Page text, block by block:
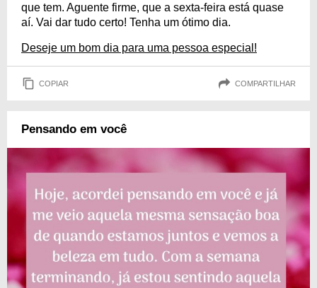
que tem. Aguente firme, que a sexta-feira está quase
aí. Vai dar tudo certo! Tenha um ótimo dia.
Deseje um bom dia para uma pessoa especial!
COPIAR COMPARTILHAR
Pensando em você